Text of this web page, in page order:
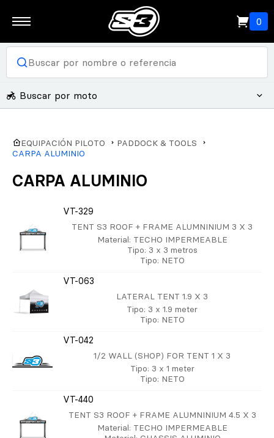
0
Buscar por moto
EQUIPACIÓN PILOTO
PADDOCK & TOOLS
CARPA ALUMINIO
CARPA ALUMINIO
VT-329
TENT S3 ROOF + FRAME ALUMNINIUM 3 X 3
Material: TECHO IMPERMEABLE
Tipo: 3 x 3 metros
Tipo: NETO
VT-063
LATERAL TENT 1.9 X 3
Tipo: 3 x 1.9 meter
Tipo: NETO
VT-042
1/2 WALL (SHOP) FOR TENT 1 X 3
Tipo: 3 x 1 meter
Tipo: NETO
VT-440
TENT S3 ROOF + FRAME ALUMNINIUM 4.5 X 3
Material: TECHO IMPERMEABLE